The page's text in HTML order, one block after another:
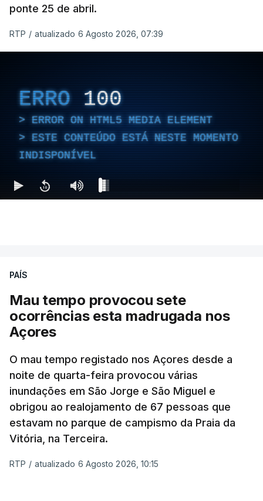
ponte 25 de abril.
RTP / atualizado 6 Agosto 2026, 07:39
ERRO 100
ERROR ON HTML5 MEDIA ELEMENT
ESTE CONTEÚDO ESTÁ NESTE MOMENTO
INDISPONÍVEL
PAÍS
Mau tempo provocou sete
ocorrências esta madrugada nos
Açores
O mau tempo registado nos Açores desde a
noite de quarta-feira provocou várias
inundações em São Jorge e São Miguel e
obrigou ao realojamento de 67 pessoas que
estavam no parque de campismo da Praia da
Vitória, na Terceira.
RTP / atualizado 6 Agosto 2026, 10:15